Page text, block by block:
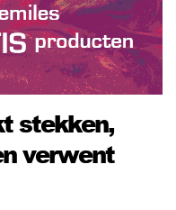
stekken,
verwent